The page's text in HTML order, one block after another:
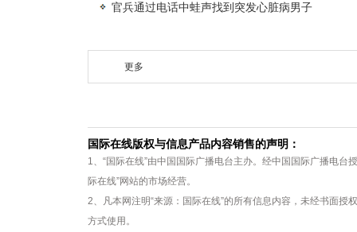
官兵通过电话中蛙声找到突发心脏病男子
更多
国际在线版权与信息产品内容销售的声明：
1、“国际在线”由中国国际广播电台主办。经中国国际广播电台
际在线”网站的市场经营。
2、凡本网注明“来源：国际在线”的所有信息内容，未经书面
方式使用。